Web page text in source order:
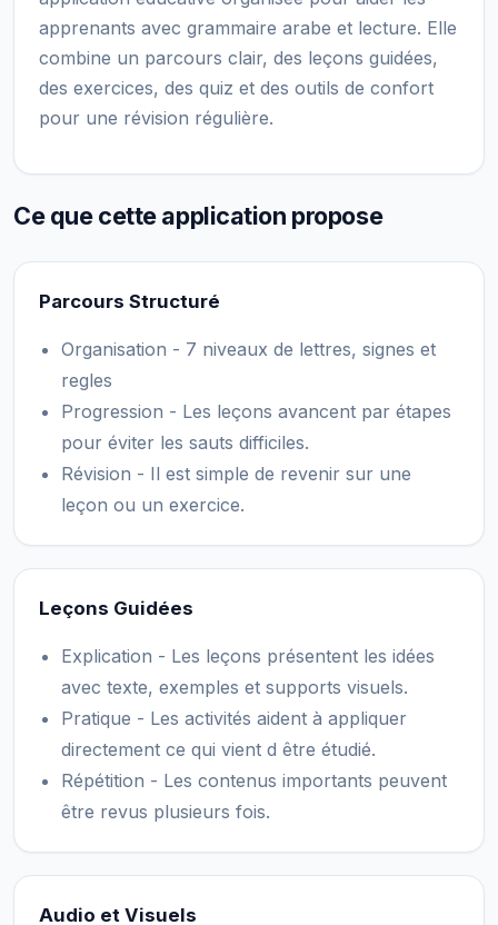
apprenants avec grammaire arabe et lecture. Elle
combine un parcours clair, des leçons guidées,
des exercices, des quiz et des outils de confort
pour une révision régulière.
Ce que cette application propose
Parcours Structuré
Organisation - 7 niveaux de lettres, signes et
regles
Progression - Les leçons avancent par étapes
pour éviter les sauts difficiles.
Révision - Il est simple de revenir sur une
leçon ou un exercice.
Leçons Guidées
Explication - Les leçons présentent les idées
avec texte, exemples et supports visuels.
Pratique - Les activités aident à appliquer
directement ce qui vient d être étudié.
Répétition - Les contenus importants peuvent
être revus plusieurs fois.
Audio et Visuels